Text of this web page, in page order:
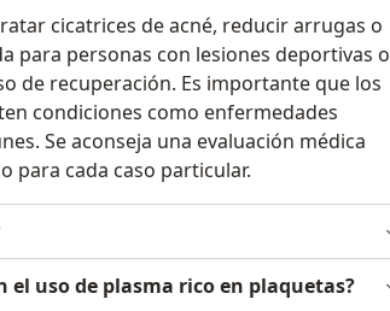
cicatrices de acné, reducir arrugas o
para personas con lesiones deportivas o
de recuperación. Es importante que los
condiciones como enfermedades
Se aconseja una evaluación médica
para cada caso particular.
el uso de plasma rico en plaquetas?